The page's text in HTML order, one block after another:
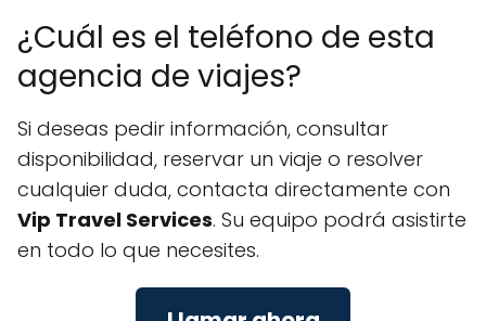
¿Cuál es el teléfono de esta
agencia de viajes?
Si deseas pedir información, consultar
disponibilidad, reservar un viaje o resolver
cualquier duda, contacta directamente con
Vip Travel Services. Su equipo podrá asistirte
en todo lo que necesites.